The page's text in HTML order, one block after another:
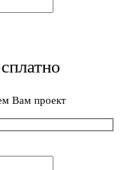
Вам проект